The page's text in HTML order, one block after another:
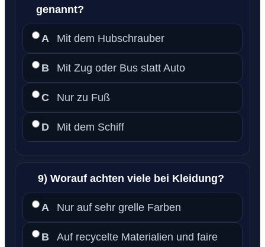
genannt?
A Mit dem Hubschrauber
B Mit Zug oder Bus statt Auto
C Nur zu Fuß
D Mit dem Schiff
9) Worauf achten viele bei Kleidung?
A Nur auf sehr grelle Farben
B
Auf recycelte Materialien und faire